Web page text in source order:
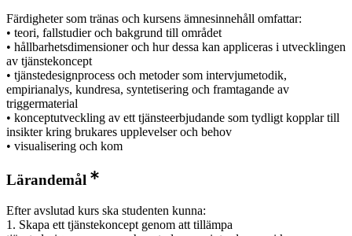
Färdigheter som tränas och kursens ämnesinnehåll omfattar:
• teori, fallstudier och bakgrund till området
• hållbarhetsdimensioner och hur dessa kan appliceras i utvecklingen
av tjänstekoncept
• tjänstedesignprocess och metoder som intervjumetodik,
empirianalys, kundresa, syntetisering och framtagande av
triggermaterial
• konceptutveckling av ett tjänsteerbjudande som tydligt kopplar till
insikter kring brukares upplevelser och behov
• visualisering och kom
Lärandemål
Efter avslutad kurs ska studenten kunna:
1. Skapa ett tjänstekoncept genom att tillämpa